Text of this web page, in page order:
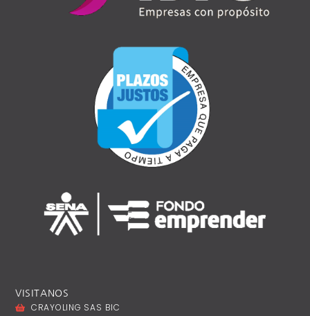
VISITANOS
CRAYOLING SAS BIC